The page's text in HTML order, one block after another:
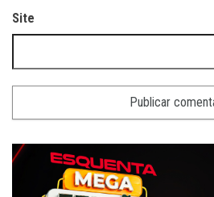
Site